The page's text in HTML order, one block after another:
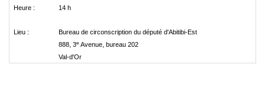
Heure : 14 h
Lieu :
Bureau de circonscription du député d'Abitibi-Est
888, 3e Avenue, bureau 202
Val-d'Or